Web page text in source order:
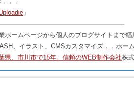
」
ホームページから個人のブログサイトまで幅
、イラスト、CMSカスタマイズ．．ホー
県、市川市で15年。信頼のWEB制作会社株